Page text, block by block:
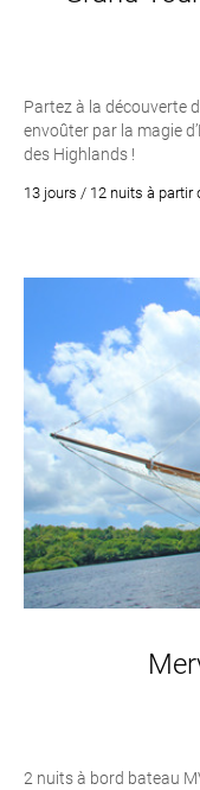
Partez à la découverte
envoûter par la magie
des Highlands !
13 jours / 12 nuits à partir
2 nuits à bord bateau